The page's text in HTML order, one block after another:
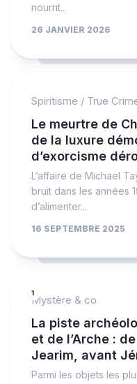
nourrit...
26 JANVIER 2026
Spiritisme / True
Le meurtre de
de la luxure
d’exorcisme
L’affaire de Michael
bruit dans les années
d’alimenter...
16 SEPTEMBRE 2025
1
Mystère & co
La piste
et de l’Arche :
Jearim, avant
Parmi les objets les